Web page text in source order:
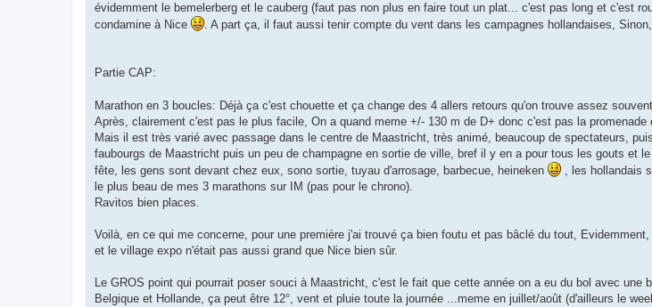
évidemment le bemelerberg et le cauberg (faut pas non plus en faire tout un plat... c'est pas long et c'est
condamine à Nice
. A part ça, il faut aussi tenir compte du vent dans les campagnes hollandaises,
Partie CAP:
Marathon en 3 boucles: Déjà ça c'est chouette et ça change des 4 allers retours qu'on trouve assez
Après, clairement c'est pas le plus facile, On a quand meme +/- 130 m de D+ donc c'est pas la
Mais il est très varié avec passage dans le centre de Maastricht, très animé, beaucoup de spectateurs,
faubourgs de Maastricht puis un peu de champagne en sortie de ville, bref il y en a pour tous les gouts et
fête, les gens sont devant chez eux, sono sortie, tuyau d'arrosage, barbecue, heineken
, les hollandais
le plus beau de mes 3 marathons sur IM (pas pour le chrono).
Ravitos bien places.
Voilà, en ce qui me concerne, pour une première j'ai trouvé ça bien foutu et pas bâclé du tout,
et le village expo n'était pas aussi grand que Nice bien sûr.
Le GROS point qui pourrait poser souci à Maastricht, c'est le fait que cette année on a eu du bol avec une
Belgique et Hollande, ça peut être 12°, vent et pluie toute la journée ...meme en juillet/août (d'ailleurs le